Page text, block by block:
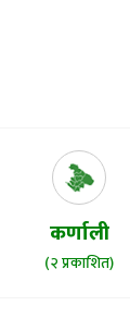
कर्णाली
(२ प्रकाशित)